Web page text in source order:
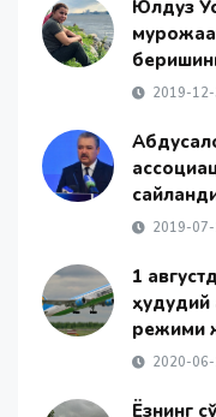
Юлдуз
2019-
2019-
1
ҳудудий
режими
2020-
Ёзнинг